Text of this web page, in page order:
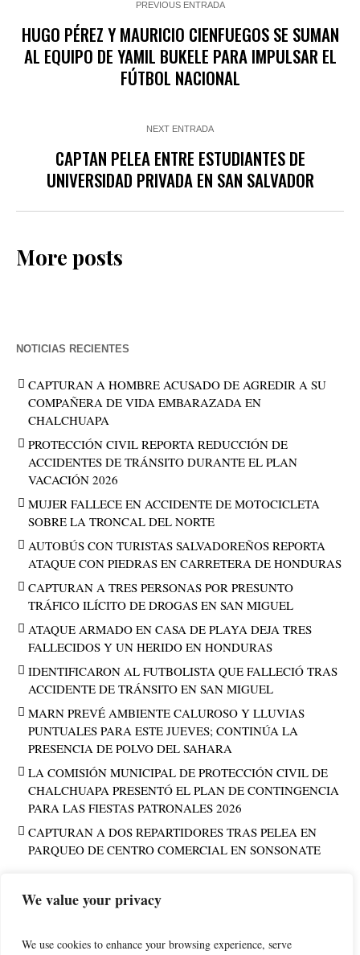
We value your privacy
We use cookies to enhance your browsing experience, serve
PREVIOUS ENTRADA
HUGO PÉREZ Y MAURICIO CIENFUEGOS SE SUMAN
AL EQUIPO DE YAMIL BUKELE PARA IMPULSAR EL
FÚTBOL NACIONAL
NEXT ENTRADA
CAPTAN PELEA ENTRE ESTUDIANTES DE
UNIVERSIDAD PRIVADA EN SAN SALVADOR
More posts
NOTICIAS RECIENTES
CAPTURAN A HOMBRE ACUSADO DE AGREDIR A SU
COMPAÑERA DE VIDA EMBARAZADA EN
CHALCHUAPA
PROTECCIÓN CIVIL REPORTA REDUCCIÓN DE
ACCIDENTES DE TRÁNSITO DURANTE EL PLAN
VACACIÓN 2026
MUJER FALLECE EN ACCIDENTE DE MOTOCICLETA
SOBRE LA TRONCAL DEL NORTE
AUTOBÚS CON TURISTAS SALVADOREÑOS REPORTA
ATAQUE CON PIEDRAS EN CARRETERA DE HONDURAS
CAPTURAN A TRES PERSONAS POR PRESUNTO
TRÁFICO ILÍCITO DE DROGAS EN SAN MIGUEL
ATAQUE ARMADO EN CASA DE PLAYA DEJA TRES
FALLECIDOS Y UN HERIDO EN HONDURAS
IDENTIFICARON AL FUTBOLISTA QUE FALLECIÓ TRAS
ACCIDENTE DE TRÁNSITO EN SAN MIGUEL
MARN PREVÉ AMBIENTE CALUROSO Y LLUVIAS
PUNTUALES PARA ESTE JUEVES; CONTINÚA LA
PRESENCIA DE POLVO DEL SAHARA
LA COMISIÓN MUNICIPAL DE PROTECCIÓN CIVIL DE
CHALCHUAPA PRESENTÓ EL PLAN DE CONTINGENCIA
PARA LAS FIESTAS PATRONALES 2026
CAPTURAN A DOS REPARTIDORES TRAS PELEA EN
PARQUEO DE CENTRO COMERCIAL EN SONSONATE
PUBLICIDAD